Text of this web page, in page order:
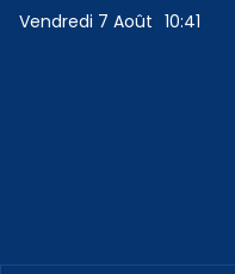
Vendredi 7 Août 10:41